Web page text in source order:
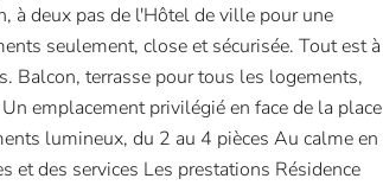
à deux pas de l'Hôtel de ville pour une
seulement, close et sécurisée. Tout est à
Balcon, terrasse pour tous les logements,
emplacement privilégié en face de la place
lumineux, du 2 au 4 pièces Au calme en
et des services Les prestations Résidence